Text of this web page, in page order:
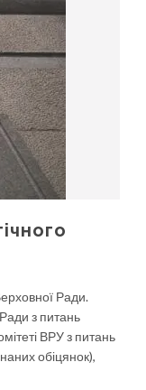
Ради.
з питань
ВРУ з питань
обіцянок),